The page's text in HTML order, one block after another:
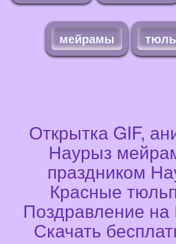
мейрамы
Открытка GIF,
Наурыз
праздником
Красные
Поздравление
Скачать